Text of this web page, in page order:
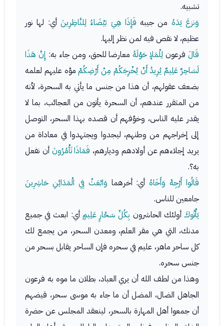
تشبيه.
وَنزعَ يَدَهُ من جيبه فَإِذَا هِيَ بَيْضَاءُ لِلنَّاظِرِينَ أي: لها نور
عظيم، لا نقص فيه لمن نظر إليها.
قَالَفرعون لِلْمَلإ حَوْلَهُمعارضا للحق، ومن جاء به: إِنَّ هَذَا
لَسَاحِرٌ عَلِيمٌ يُرِيدُ أَنْ يُخْرِجَكُمْ مِنْ أَرْضِكُمْموَّه عليهم لعلمه
بضعف عقولهم، أن هذا من جنس ما يأتي به السحرة، لأنه
من المتقرر عندهم، أن السحرة يأتون من العجائب، بما لا
يقدر عليه الناس، وخوَّفهم أن قصده بهذا السحر، التوصل
إلى إخراجهم من وطنهم، ليجدوا ويجتهدوا في معاداة من
يريد إجلاءهم عن أولادهم وديارهم، فَمَاذَا تَأْمُرُونَ أن نفعل
به؟.
قَالُوا أَرْجِهْ وَأَخَاهُأي: أخرهما وَابْعَثْ فِي الْمَدَائِنِ حَاشِرِينَ
جامعين للناس.
يَأْتُوكَأولئك الحاشرون بِكُلِّ سَحَّارٍ عَلِيمٍ أي: ابعث في جميع
مدنك، التي هي مقر العلم، ومعدن السحر، من يجمع لك
كل ساحر ماهر، عليم في سحره فإن الساحر يقابل بسحر من
جنس سحره.
وهذا من لطف الله أن يري العباد، بطلان ما موه به فرعون
الجاهل الضال، المضل أن ما جاء به موسى سحر، قيضهم
أن جمعوا أهل المهارة بالسحر، لينعقد المجلس عن حضرة